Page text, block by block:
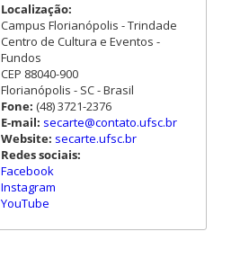
Localização:
Campus Florianópolis - Trindade
Centro de Cultura e Eventos -
Fundos
CEP 88040-900
Florianópolis - SC - Brasil
Fone: (48) 3721-2376
E-mail: secarte@contato.ufsc.br
Website: secarte.ufsc.br
Redes sociais:
Facebook
Instagram
YouTube